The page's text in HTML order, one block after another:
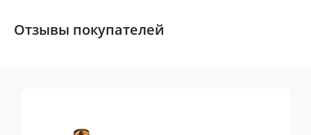
Отзывы покупателей